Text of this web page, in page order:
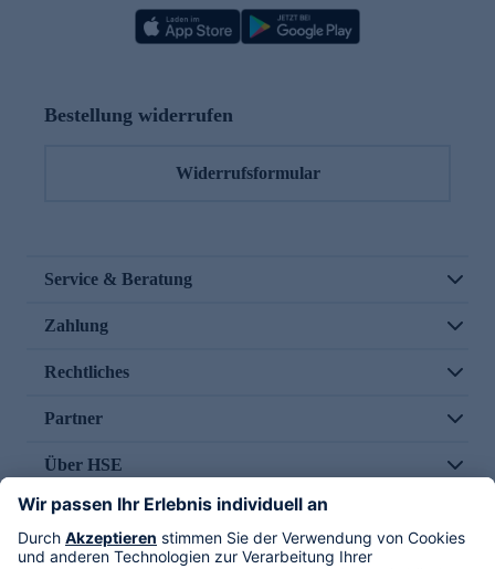
Bestellung widerrufen
Widerrufsformular
Service & Beratung
Zahlung
Rechtliches
Partner
Über HSE
Im TV
HSE International